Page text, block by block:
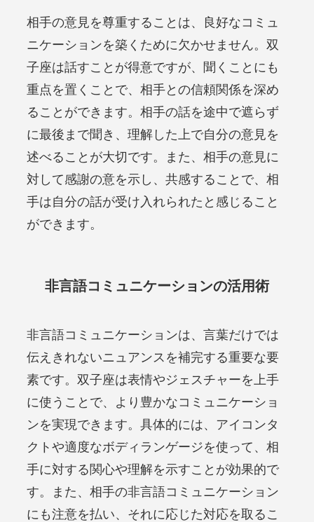
相手の意見を尊重することは、良好なコミュ
ニケーションを築くために欠かせません。双
子座は話すことが得意ですが、聞くことにも
重点を置くことで、相手との信頼関係を深め
ることができます。相手の話を途中で遮らず
に最後まで聞き、理解した上で自分の意見を
述べることが大切です。また、相手の意見に
対して感謝の意を示し、共感することで、相
手は自分の話が受け入れられたと感じること
ができます。
非言語コミュニケーションの活用術
非言語コミュニケーションは、言葉だけでは
伝えきれないニュアンスを補完する重要な要
素です。双子座は表情やジェスチャーを上手
に使うことで、より豊かなコミュニケーショ
ンを実現できます。具体的には、アイコンタ
クトや適度なボディランゲージを使って、相
手に対する関心や理解を示すことが効果的で
す。また、相手の非言語コミュニケーション
にも注意を払い、それに応じた対応を取るこ